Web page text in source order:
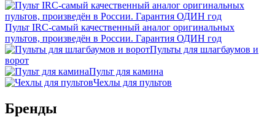
Пульт IRC-самый качественный аналог оригинальных
пультов, произведён в России. Гарантия ОДИН год
Пульты для шлагбаумов и
ворот
Пульт для камина
Чехлы для пультов
Бренды